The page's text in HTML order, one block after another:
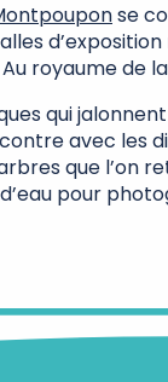
se
royaume de
qui jalonnent
avec les
que l’on
pour